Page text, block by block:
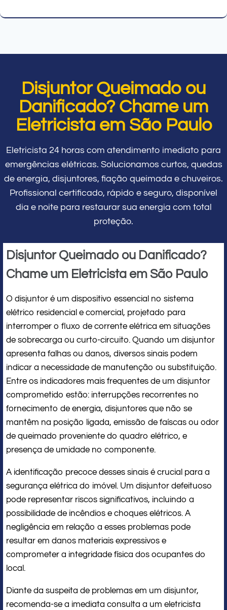
Disjuntor Queimado ou
Danificado? Chame um
Eletricista em São Paulo
Eletricista 24 horas com atendimento imediato para
emergências elétricas. Solucionamos curtos, quedas
de energia, disjuntores, fiação queimada e chuveiros.
Profissional certificado, rápido e seguro, disponível
dia e noite para restaurar sua energia com total
proteção.
Disjuntor Queimado ou Danificado?
Chame um Eletricista em São Paulo
O disjuntor é um dispositivo essencial no sistema
elétrico residencial e comercial, projetado para
interromper o fluxo de corrente elétrica em situações
de sobrecarga ou curto-circuito. Quando um disjuntor
apresenta falhas ou danos, diversos sinais podem
indicar a necessidade de manutenção ou substituição.
Entre os indicadores mais frequentes de um disjuntor
comprometido estão: interrupções recorrentes no
fornecimento de energia, disjuntores que não se
mantêm na posição ligada, emissão de faíscas ou odor
de queimado proveniente do quadro elétrico, e
presença de umidade no componente.
A identificação precoce desses sinais é crucial para a
segurança elétrica do imóvel. Um disjuntor defeituoso
pode representar riscos significativos, incluindo a
possibilidade de incêndios e choques elétricos. A
negligência em relação a esses problemas pode
resultar em danos materiais expressivos e
comprometer a integridade física dos ocupantes do
local.
Diante da suspeita de problemas em um disjuntor,
recomenda-se a imediata consulta a um eletricista